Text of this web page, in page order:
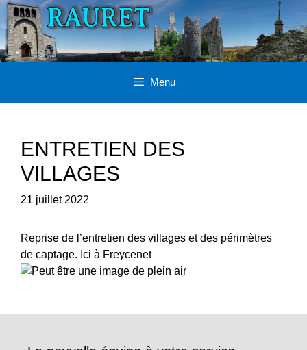
Aller
au
contenu
Menu
ENTRETIEN DES
VILLAGES
21 juillet 2022
Reprise de l’entretien des villages et des périmètres
de captage. Ici à Freycenet